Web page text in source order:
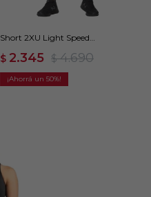
Short 2XU Light Speed
$ 2.345 $ 4.690
50